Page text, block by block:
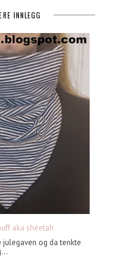
INNLEGG
aka sheetah
julegaven og da tenkte